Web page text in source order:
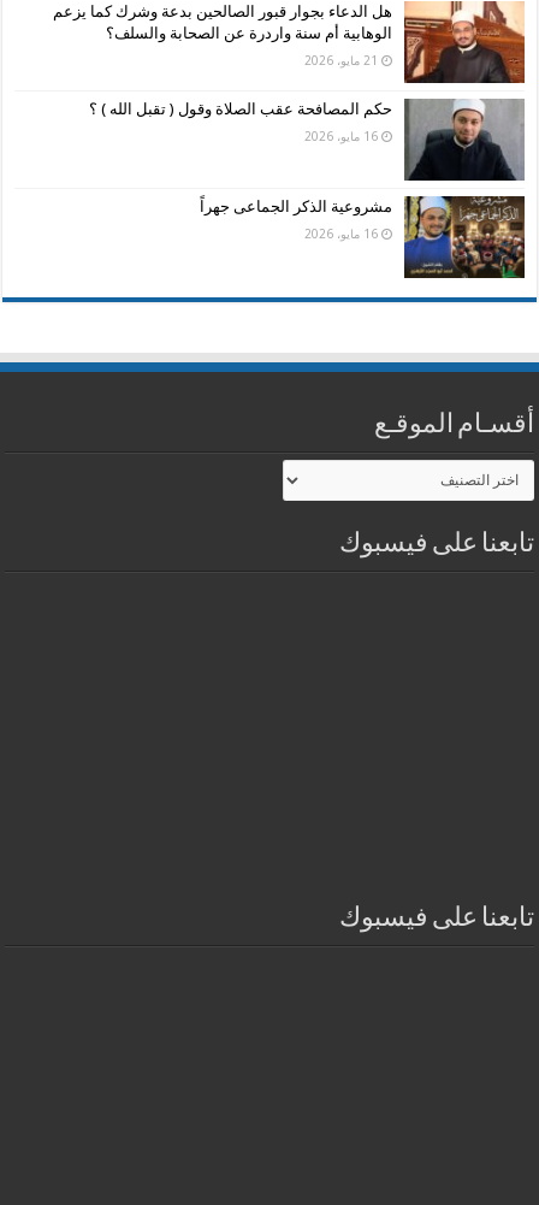
هل الدعاء بجوار قبور الصالحين بدعة وشرك كما يزعم
الوهابية أم سنة واردرة عن الصحابة والسلف؟
21 مايو، 2026
حكم المصافحة عقب الصلاة وقول ( تقبل الله ) ؟
16 مايو، 2026
مشروعية الذكر الجماعى جهراً
16 مايو، 2026
أقسـام الموقـع
أقسـام
الموقـع
تابعنا على فيسبوك
تابعنا على فيسبوك